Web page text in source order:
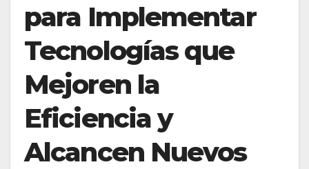
para Implementar
Tecnologías que
Mejoren la
Eficiencia y
Alcancen Nuevos